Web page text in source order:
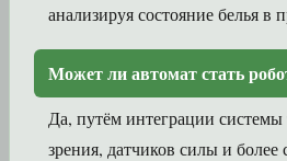
анализируя состояние белья в
Может ли автомат стать
Да, путём интеграции системы
зрения, датчиков силы и более